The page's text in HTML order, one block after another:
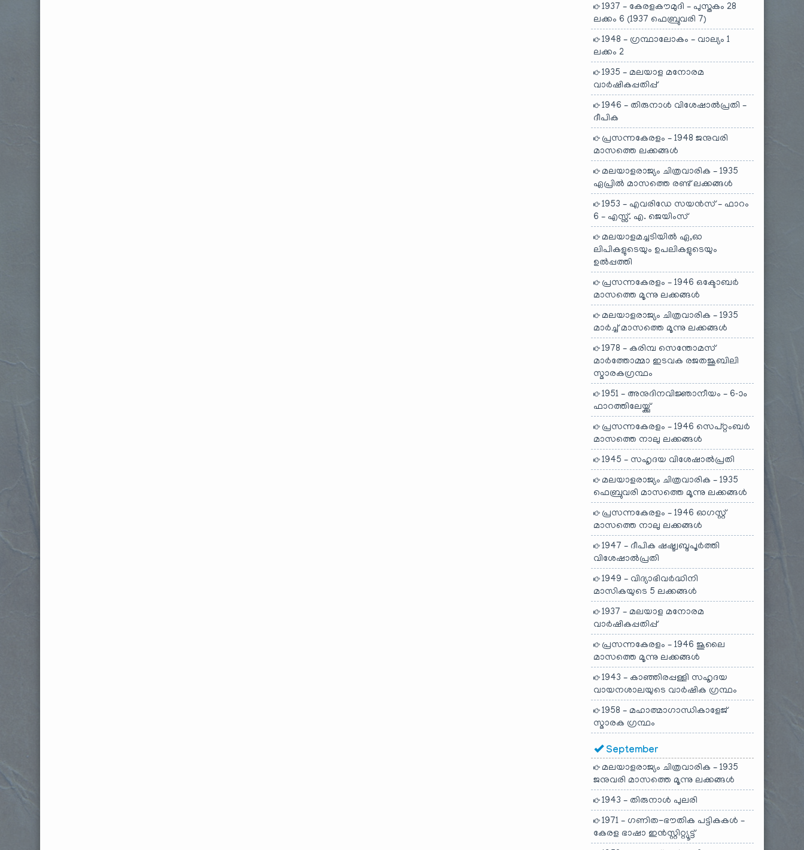
1937 – കേരളകൗമുദി – പുസ്തകം 28
ലക്കം 6 (1937 ഫെബ്രുവരി 7)
1948 – ഗ്രന്ഥാലോകം – വാല്യം 1
ലക്കം 2
1935 – മലയാള മനോരമ
വാർഷികപ്പതിപ്പ്
1946 – തിരുനാൾ വിശേഷാൽപ്രതി –
ദീപിക
പ്രസന്നകേരളം – 1948 ജനുവരി
മാസത്തെ ലക്കങ്ങൾ
മലയാളരാജ്യം ചിത്രവാരിക – 1935
ഏപ്രിൽ മാസത്തെ രണ്ട് ലക്കങ്ങൾ
1953 – എവരിഡേ സയൻസ് – ഫാറം
6 – എസ്സ്. എ. ജെയിംസ്
മലയാളമച്ചടിയിൽ ഏ,ഓ
ലിപികളുടെയും ഉപലികളുടെയും
ഉൽപ്പത്തി
പ്രസന്നകേരളം – 1946 ഒക്ടോബർ
മാസത്തെ മൂന്നു ലക്കങ്ങൾ
മലയാളരാജ്യം ചിത്രവാരിക – 1935
മാർച്ച് മാസത്തെ മൂന്നു ലക്കങ്ങൾ
1978 – കരിമ്പ സെന്തോമസ്
മാർത്തോമ്മാ ഇടവക രജതജൂബിലി
സ്മാരകഗ്രന്ഥം
1951 – അനുദിനവിജ്ഞാനീയം – 6-ാം
ഫാറത്തിലേയ്ക്കു്
പ്രസന്നകേരളം – 1946 സെപ്റ്റംബർ
മാസത്തെ നാലു ലക്കങ്ങൾ
1945 – സഹൃദയ വിശേഷാൽപ്രതി
മലയാളരാജ്യം ചിത്രവാരിക – 1935
ഫെബ്രുവരി മാസത്തെ മൂന്നു ലക്കങ്ങൾ
പ്രസന്നകേരളം – 1946 ഓഗസ്റ്റ്
മാസത്തെ നാലു ലക്കങ്ങൾ
1947 – ദീപിക ഷഷ്ട്വബ്ദപൂർത്തി
വിശേഷാൽപ്രതി
1949 – വിദ്യാഭിവർദ്ധിനി
മാസികയുടെ 5 ലക്കങ്ങൾ
1937 – മലയാള മനോരമ
വാർഷികപ്പതിപ്പ്
പ്രസന്നകേരളം – 1946 ജൂലൈ
മാസത്തെ മൂന്നു ലക്കങ്ങൾ
1943 – കാഞ്ഞിരപ്പള്ളി സഹൃദയ
വായനശാലയുടെ വാർഷിക ഗ്രന്ഥം
1958 – മഹാത്മാഗാന്ധികാളേജ്
സ്മാരക ഗ്രന്ഥം
September
മലയാളരാജ്യം ചിത്രവാരിക – 1935
ജനുവരി മാസത്തെ മൂന്നു ലക്കങ്ങൾ
1943 – തിരുനാൾ പുലരി
1971 – ഗണിത-ഭൗതിക പട്ടികകൾ –
കേരള ഭാഷാ ഇൻസ്റ്റിറ്റ്യൂട്ട്